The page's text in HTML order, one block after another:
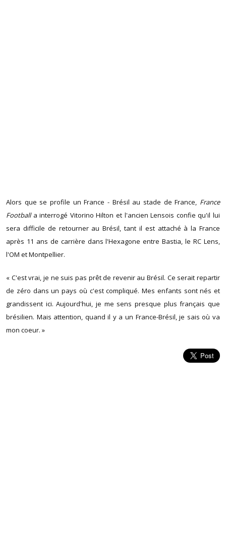
Alors que se profile un France - Brésil au stade de France, France
Footballa interrogé Vitorino Hilton et l'ancien Lensois confie qu'il lui
sera difficile de retourner au Brésil, tant il est attaché à la France
après 11 ans de carrière dans l'Hexagone entre Bastia, le RC Lens,
l'OM et Montpellier.
« C'est vrai, je ne suis pas prêt de revenir au Brésil. Ce serait repartir
de zéro dans un pays où c'est compliqué. Mes enfants sont nés et
grandissent ici. Aujourd'hui, je me sens presque plus français que
brésilien. Mais attention, quand il y a un France-Brésil, je sais où va
mon coeur. »